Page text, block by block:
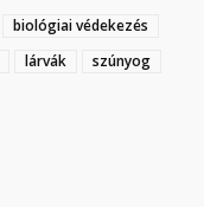
biológiai védekezés
lárvák
szúnyog